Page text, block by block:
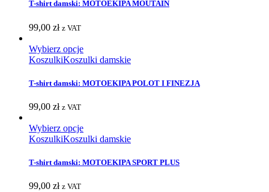
T-shirt damski: MOTOEKIPA MOUTAIN
99,00 zł z VAT
Wybierz opcje
KoszulkiKoszulki damskie
T-shirt damski: MOTOEKIPA POLOT I FINEZJA
99,00 zł z VAT
Wybierz opcje
KoszulkiKoszulki damskie
T-shirt damski: MOTOEKIPA SPORT PLUS
99,00 zł z VAT